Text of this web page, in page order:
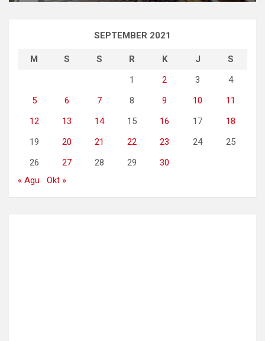
SEPTEMBER 2021
M S S R K J
S
1
2 3
4
5
6 7 8 9 10
11
12
13 14 15 16 17
18
19
20 21 22 23 24
25
26
27 28 29
30
« Agu
Okt »